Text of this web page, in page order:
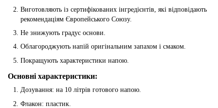
Виготовляють із сертифікованих інгредієнтів, які відповідають
рекомендаціям Європейського Союзу.
Не знижують градус основи.
Облагороджують напій оригінальним запахом і смаком.
Покращують характеристики напою.
Основні характеристики:
Дозування: на 10 літрів готового напою.
Флакон: пластик.